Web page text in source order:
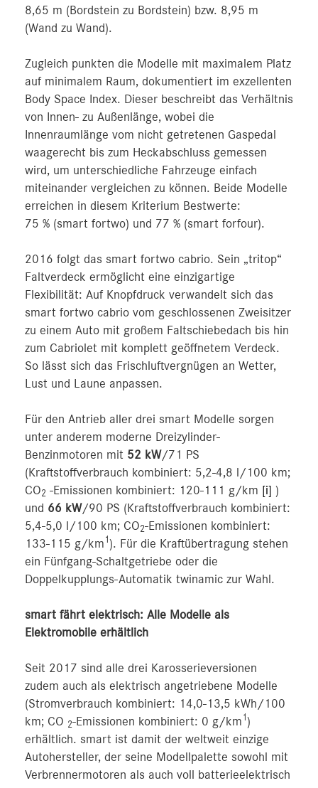
8,65 m (Bordstein zu Bordstein) bzw. 8,95 m
(Wand zu Wand).
Zugleich punkten die Modelle mit maximalem Platz
auf minimalem Raum, dokumentiert im exzellenten
Body Space Index. Dieser beschreibt das Verhältnis
von Innen- zu Außenlänge, wobei die
Innenraumlänge vom nicht getretenen Gaspedal
waagerecht bis zum Heckabschluss gemessen
wird, um unterschiedliche Fahrzeuge einfach
miteinander vergleichen zu können. Beide Modelle
erreichen in diesem Kriterium Bestwerte:
75 % (smart fortwo) und 77 % (smart forfour).
2016 folgt das smart fortwo cabrio. Sein „tritop“
Faltverdeck ermöglicht eine einzigartige
Flexibilität: Auf Knopfdruck verwandelt sich das
smart fortwo cabrio vom geschlossenen Zweisitzer
zu einem Auto mit großem Faltschiebedach bis hin
zum Cabriolet mit komplett geöffnetem Verdeck.
So lässt sich das Frischluftvergnügen an Wetter,
Lust und Laune anpassen.
Für den Antrieb aller drei smart Modelle sorgen
unter anderem moderne Dreizylinder-
Benzinmotoren mit 52 kW/71 PS
(Kraftstoffverbrauch kombiniert: 5,2-4,8 l/100 km;
CO2 -Emissionen kombiniert: 120-111 g/km [i] )
und 66 kW/90 PS (Kraftstoffverbrauch kombiniert:
5,4-5,0 l/100 km; CO2-Emissionen kombiniert:
133-115 g/km 1 ). Für die Kraftübertragung stehen
ein Fünfgang-Schaltgetriebe oder die
Doppelkupplungs-Automatik twinamic zur Wahl.
smart fährt elektrisch: Alle Modelle als
Elektromobile erhältlich
Seit 2017 sind alle drei Karosserieversionen
zudem auch als elektrisch angetriebene Modelle
(Stromverbrauch kombiniert: 14,0-13,5 kWh/100
km; CO 2-Emissionen kombiniert: 0 g/km 1 )
erhältlich. smart ist damit der weltweit einzige
Autohersteller, der seine Modellpalette sowohl mit
Verbrennermotoren als auch voll batterieelektrisch